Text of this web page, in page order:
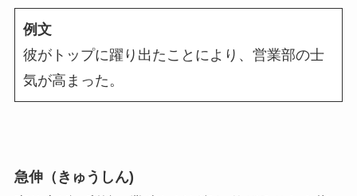
例文
彼がトップに躍り出たことにより、営業部の士
気が高まった。
急伸（きゅうしん)